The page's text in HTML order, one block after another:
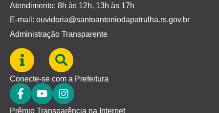
Atendimento: 8h às 12h, 13h às 17h
E-mail: ouvidoria@santoantoniodapatrulha.rs.gov.br
Administração Transparente
Conecte-se com a Prefeitura
Prêmio Transparência na Internet